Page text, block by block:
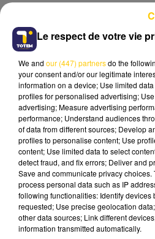
Lecture (4 min 6 sec)
23 mai 2025 - 4 min 6 sec
L'INFO DE LA LOZÈRE
06H30
L'info de la Lozère
Le respect de votre vie
We and our (447) partnersdo the
your consent and/or our legitimate
information on a device; Use limited
profiles for personalised advertising;
advertising; Measure advertising
performance; Understand audiences
of data from different sources; Develop
profiles to personalise content; Use
content; Use limited data to select
detect fraud, and fix errors; Deliver and
Save and communicate privacy
process personal data such as IP
following functionalities: Identify
requested; Use precise geolocation
other data sources; Link different
information transmitted automatically.